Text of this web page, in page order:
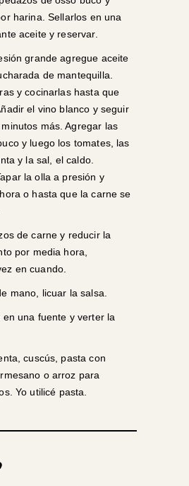
harina. Sellarlos en una
aceite y reservar.
grande agregue aceite
de mantequilla.
y cocinarlas hasta que
el vino blanco y seguir
más. Agregar las
y luego los tomates, las
y la sal, el caldo.
la olla a presión y
o hasta que la carne se
de carne y reducir la
por media hora,
en cuando.
mano, licuar la salsa.
una fuente y verter la
cuscús, pasta con
o arroz para
Yo utilicé pasta.